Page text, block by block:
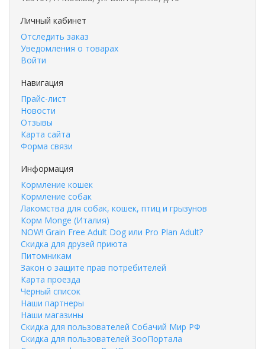
Личный кабинет
Отследить заказ
Уведомления о товарах
Войти
Навигация
Прайс-лист
Новости
Отзывы
Карта сайта
Форма связи
Информация
Кормление кошек
Кормление собак
Лакомства для собак, кошек, птиц и грызунов
Корм Monge (Италия)
NOW! Grain Free Adult Dog или Pro Plan Adult?
Скидка для друзей приюта
Питомникам
Закон о защите прав потребителей
Карта проезда
Черный список
Наши партнеры
Наши магазины
Скидка для пользователей Собачий Мир РФ
Скидка для пользователей ЗооПортала